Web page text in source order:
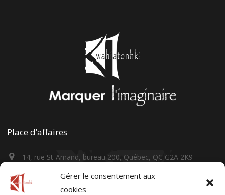
Gérer le consentement aux
cookies
Place d’affaires
14, rue St-Amand, bureau 200, Québec, QC G2A 2K9
kwahiatonhk@gmail.com